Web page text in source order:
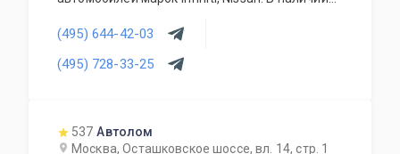
гарантию на все автозапчасти и гарантирует
качество выполненных работ.
(495) 644-42-03
(495) 728-33-25
537 Автолом
Москва, Осташковское шоссе, вл. 14, стр. 1